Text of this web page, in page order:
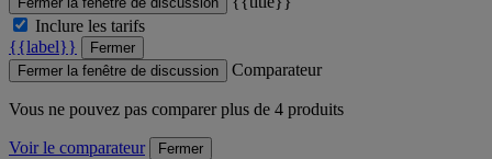
Inclure les tarifs
{{label}}
Fermer
Fermer la fenêtre de discussion
Comparateur
Vous ne pouvez pas comparer plus de 4 produits
Voir le comparateur
Fermer